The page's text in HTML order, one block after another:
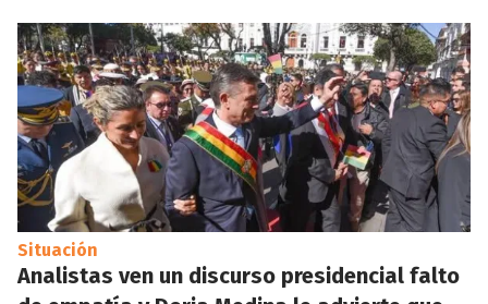
Situación
Analistas ven un discurso presidencial falto